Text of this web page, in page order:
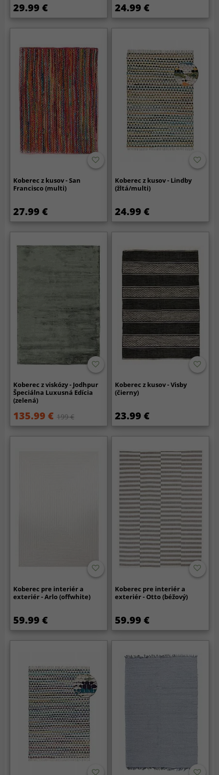
29.99 € 24.99 €
Koberec z kusov - San
Francisco (multi)
27.99 €
Koberec z kusov - Lindby
(žltá/multi)
24.99 €
Koberec z viskózy - Jodhpur
Špeciálna Luxusná Edícia
(zelená)
135.99 € 199 €
Koberec z kusov - Visby
(čierny)
23.99 €
Koberec pre interiér a
exteriér - Arlo (offwhite)
59.99 €
Koberec pre interiér a
exteriér - Otto (béžový)
59.99 €